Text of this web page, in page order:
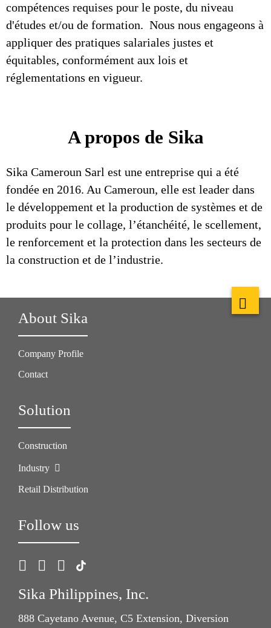
compétences requises pour le poste, du niveau
d'études et/ou de formation. Nous nous engageons à
appliquer des pratiques salariales justes et
équitables, conformément aux lois et
réglementations en vigueur.
A propos de Sika
Sika Cameroun Sarl est une entreprise qui a été
fondée en 2016. Au Cameroun, elle est leader dans
le développement et la production de systèmes et de
produits pour le collage, l’étanchéité, le scellement,
le renforcement et la protection dans les secteurs de
la construction et de l’industrie.
About Sika
Company Profile
Contact
Solution
Construction
Industry
Retail Distribution
Follow us
Sika Philippines, Inc.
888 Cayetano Avenue, C5 Extension, Diversion